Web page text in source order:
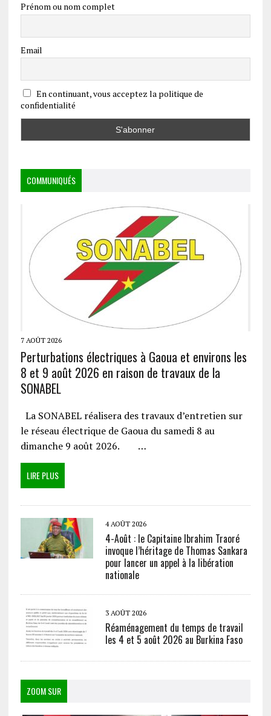
Prénom ou nom complet
Email
En continuant, vous acceptez la politique de
confidentialité
COMMUNIQUÉS
7 AOÛT 2026
Perturbations électriques à Gaoua et environs les
8 et 9 août 2026 en raison de travaux de la
SONABEL
La SONABEL réalisera des travaux d’entretien sur
le réseau électrique de Gaoua du samedi 8 au
dimanche 9 août 2026. …
LIRE PLUS
4 AOÛT 2026
4-Août : le Capitaine Ibrahim Traoré
invoque l’héritage de Thomas Sankara
pour lancer un appel à la libération
nationale
3 AOÛT 2026
Réaménagement du temps de travail
les 4 et 5 août 2026 au Burkina Faso
ZOOM SUR